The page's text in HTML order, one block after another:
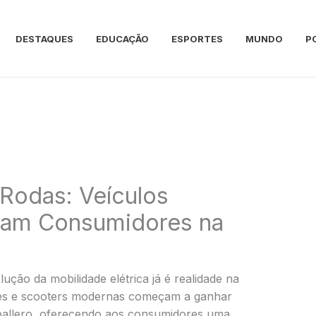
DESTAQUES EDUCAÇÃO ESPORTES MUNDO
Veículos
Consumidores na
da mobilidade elétrica já é realidade na
e scooters modernas começam a ganhar